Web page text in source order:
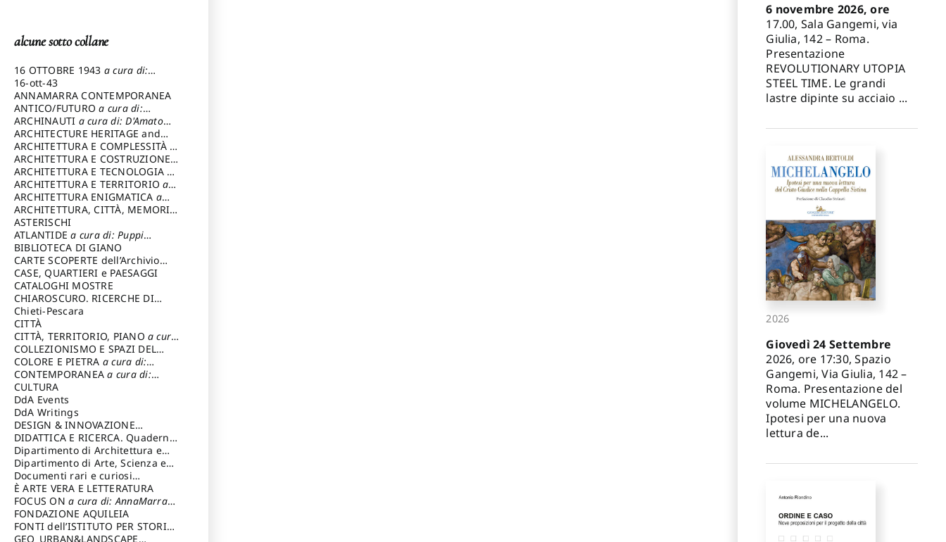
alcune sotto collane
16 OTTOBRE 1943 a cura di:
Pezzetti Marcello
16-ott-43
ANNAMARRA CONTEMPORANEA
ANTICO/FUTUROa cura di:
Varagnoli Claudio
ARCHINAUTI a cura di: D'Amato
Claudio
ARCHITECTURE HERITAGE and
DESIGN
ARCHITETTURA E COMPLESSITÀ a
cura di: Piva Antonio
ARCHITETTURA E COSTRUZIONEa
cura di: Poretti Sergio
ARCHITETTURA E TECNOLOGIA a
cura di: Carrara Gianfranco
ARCHITETTURA E TERRITORIOa
cura di: Pietrogrande Enrico
ARCHITETTURA ENIGMATICA a
cura di: Lenci Ruggero
ARCHITETTURA, CITTÀ, MEMORIA
a cura di: Valeriani Enrico
ASTERISCHI
ATLANTIDEa cura di: Puppi
Lionello
BIBLIOTECA DI GIANO
CARTE SCOPERTE dell’Archivio
Storico Capitolino
CASE, QUARTIERI e PAESAGGI
CATALOGHI MOSTRE
CHIAROSCURO. RICERCHE DI
STORIA E STORIA DELL'ARTE
cura di: Di Carpegna Falconieri
Tommaso
Chieti-Pescara
CITTÀ
CITTÀ, TERRITORIO, PIANO a cura
di: Imbesi Giuseppe
COLLEZIONISMO E SPAZI DEL
COLLEZIONISMO a cura di:
Magnani Lauro
COLORE E PIETRA a cura di:
Selvaggi Giuseppe
CONTEMPORANEAa cura di:
Gubinelli Luna
CULTURA
DdA Events
DdA Writings
DESIGN & INNOVAZIONE
TECNOLOGICAa cura di: Vallicelli
Andrea
DIDATTICA E RICERCA. Quaderni
della Scuola
Dipartimento di Architettura e
Analisi della Città Mediterranea
Dipartimento di Arte, Scienza e
Tecnica del Costuire
Documenti rari e curiosi
dall'Archivio Segreto
È ARTE VERA E LETTERATURA
FOCUS ONa cura di: AnnaMarra
Contemporanea
FONDAZIONE AQUILEIA
FONTI dell’ISTITUTO PER STORIA
DEL RISORGIMENTO
GEO_URBAN&LANDSCAPE
6 novembre 2026, ore
17.00, Sala Gangemi, via
Giulia, 142 – Roma.
Presentazione
REVOLUTIONARY UTOPIA
STEEL TIME. Le grandi
lastre dipinte su acciaio ...
2026
Giovedì 24 Settembre
2026, ore 17:30, Spazio
Gangemi, Via Giulia, 142 –
Roma. Presentazione del
volume MICHELANGELO.
Ipotesi per una nuova
lettura de...